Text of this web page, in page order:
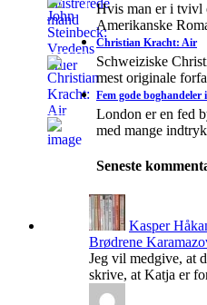
Hvis man er i tvivl
Amerikanske
Christian Kracht: Air
Schweiziske
mest originale
Fem gode
London er en fed
med mange
Seneste
Kasper
Brødrene
Jeg vil medgive, at
skrive, at Katja er